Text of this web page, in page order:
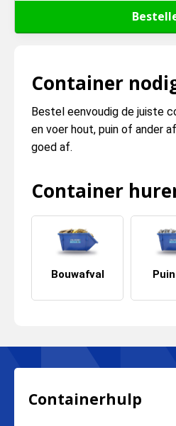
Container
Bestel eenvoudig de juiste
en voer hout, puin of ander
goed af.
Container
Bouwafval
Containerhulp